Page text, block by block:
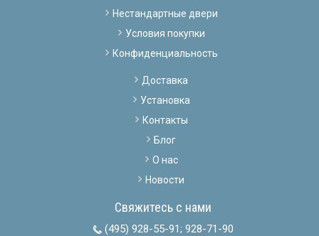
Нестандартные двери
Условия покупки
Конфиденциальность
Доставка
Установка
Контакты
Блог
О нас
Новости
Свяжитесь с нами
(495) 928-55-91; 928-71-90